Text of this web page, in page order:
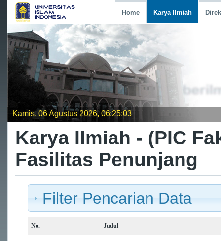
Home Karya Ilmiah
Kamis, 06 Agustus 2026, 06:25:03
Karya Ilmiah - (PIC
Fasilitas Penunjang
Filter Pencarian Data
No. Judul